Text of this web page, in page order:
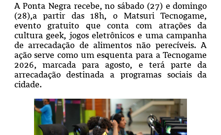
A Ponta Negra recebe, no sábado (27) e domingo
(28),a partir das 18h, o Matsuri Tecnogame,
evento gratuito que conta com atrações da
cultura geek, jogos eletrônicos e uma campanha
de arrecadação de alimentos não perecíveis. A
ação serve como um esquenta para a Tecnogame
2026, marcada para agosto, e terá parte da
arrecadação destinada a programas sociais da
cidade.